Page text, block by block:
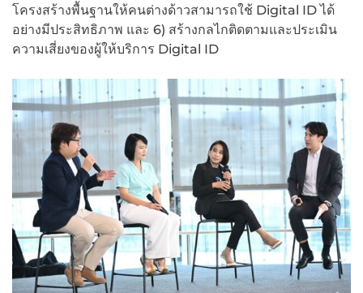
โครงสร้างพื้นฐานให้คนต่างด้าวสามารถใช้ Digital ID ได้
อย่างมีประสิทธิภาพ และ 6) สร้างกลไกติดตามและประเมิน
ความเสี่ยงของผู้ให้บริการ Digital ID